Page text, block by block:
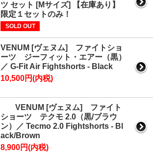
ツ セット [Mサイズ] 【在庫あり】
限定１セットのみ！
SOLD OUT
VENUM [ヴェヌム] ファイトショ
ーツ ジーフィット・エアー（黒）
／ G-Fit Air Fightshorts - Black
10,500円(内税)
VENUM [ヴェヌム] ファイト
ショーツ テクモ 2.0（黒/ブラウ
ン）／ Tecmo 2.0 Fightshorts - Bl
ack/Brown
8,900円(内税)